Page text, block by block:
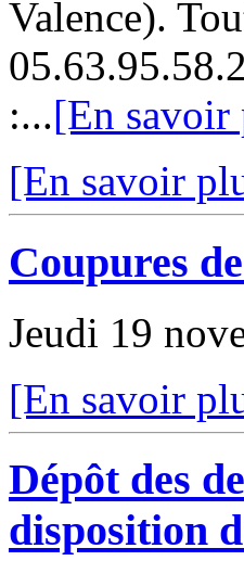
Valence).
:...[En savoir
[En savoir
Coupures
Jeudi 19
[En savoir
Dépôt des
disposition